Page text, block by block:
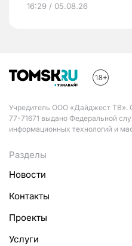
16:29 / 05.08.26
Учредитель ООО «Дайджест
77-71671 выдано Федеральной
информационных технологий и
Разделы
Новости
Контакты
Проекты
Услуги